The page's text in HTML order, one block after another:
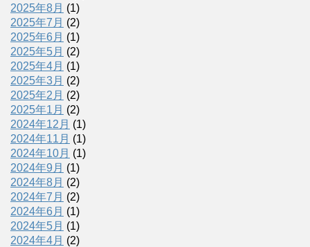
2025年8月 (1)
2025年7月 (2)
2025年6月 (1)
2025年5月 (2)
2025年4月 (1)
2025年3月 (2)
2025年2月 (2)
2025年1月 (2)
2024年12月 (1)
2024年11月 (1)
2024年10月 (1)
2024年9月 (1)
2024年8月 (2)
2024年7月 (2)
2024年6月 (1)
2024年5月 (1)
2024年4月 (2)